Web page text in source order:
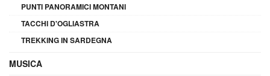
PUNTI PANORAMICI MONTANI
TACCHI D'OGLIASTRA
TREKKING IN SARDEGNA
MUSICA